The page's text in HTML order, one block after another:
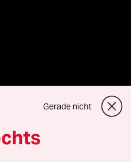
Gerade nicht